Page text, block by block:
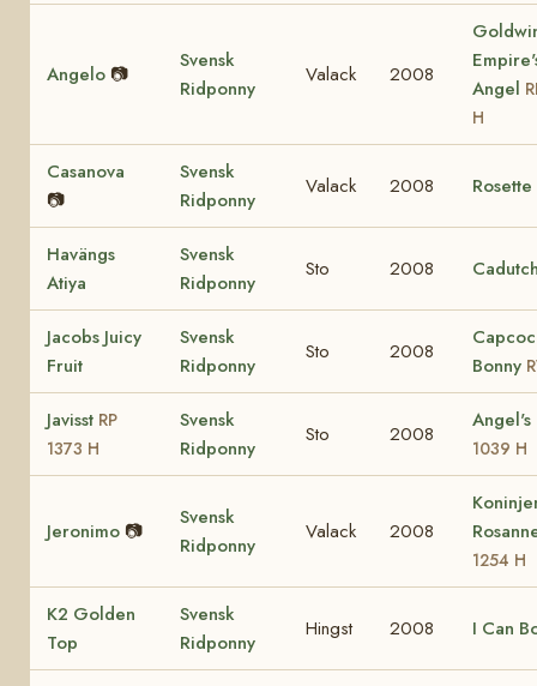
Angelo 📷
Svensk
Ridponny
Valack 2008
Angel
H
Casanova
📷
Svensk
Ridponny
Valack 2008 Rosette
Havängs
Atiya
Svensk
Ridponny
Sto 2008
Jacobs Juicy
Fruit
Svensk
Ridponny
Sto 2008
Bonny
Javisst RP
1373 H
Svensk
Ridponny
Sto 2008
1039 H
Jeronimo 📷
Svensk
Ridponny
Valack 2008
1254 H
K2 Golden
Top
Svensk
Ridponny
Hingst 2008 I Can